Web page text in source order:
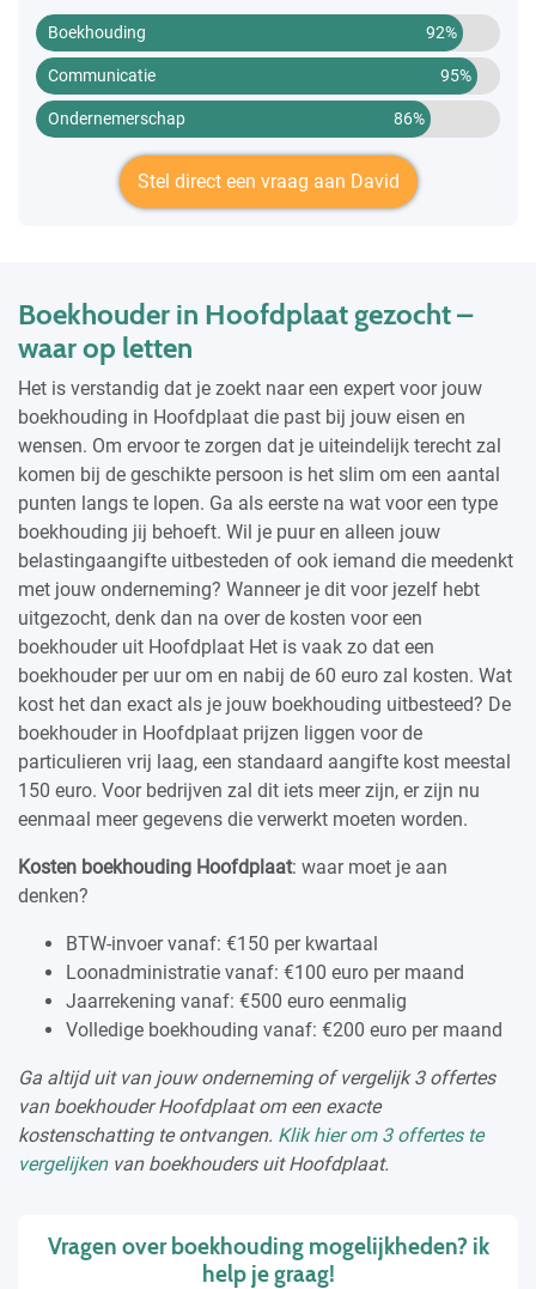
Boekhouding 92%
Communicatie 95%
Ondernemerschap 86%
Stel direct een vraag aan David
Boekhouder in Hoofdplaat gezocht –
waar op letten
Het is verstandig dat je zoekt naar een expert voor jouw
boekhouding in Hoofdplaat die past bij jouw eisen en
wensen. Om ervoor te zorgen dat je uiteindelijk terecht zal
komen bij de geschikte persoon is het slim om een aantal
punten langs te lopen. Ga als eerste na wat voor een type
boekhouding jij behoeft. Wil je puur en alleen jouw
belastingaangifte uitbesteden of ook iemand die meedenkt
met jouw onderneming? Wanneer je dit voor jezelf hebt
uitgezocht, denk dan na over de kosten voor een
boekhouder uit Hoofdplaat Het is vaak zo dat een
boekhouder per uur om en nabij de 60 euro zal kosten. Wat
kost het dan exact als je jouw boekhouding uitbesteed? De
boekhouder in Hoofdplaat prijzen liggen voor de
particulieren vrij laag, een standaard aangifte kost meestal
150 euro. Voor bedrijven zal dit iets meer zijn, er zijn nu
eenmaal meer gegevens die verwerkt moeten worden.
Kosten boekhouding Hoofdplaat: waar moet je aan
denken?
BTW-invoer vanaf: €150 per kwartaal
Loonadministratie vanaf: €100 euro per maand
Jaarrekening vanaf: €500 euro eenmalig
Volledige boekhouding vanaf: €200 euro per maand
Ga altijd uit van jouw onderneming of vergelijk 3 offertes
van boekhouder Hoofdplaat om een exacte
kostenschatting te ontvangen. Klik hier om 3 offertes te
vergelijkenvan boekhouders uit Hoofdplaat.
Vragen over boekhouding mogelijkheden? ik
help je graag!